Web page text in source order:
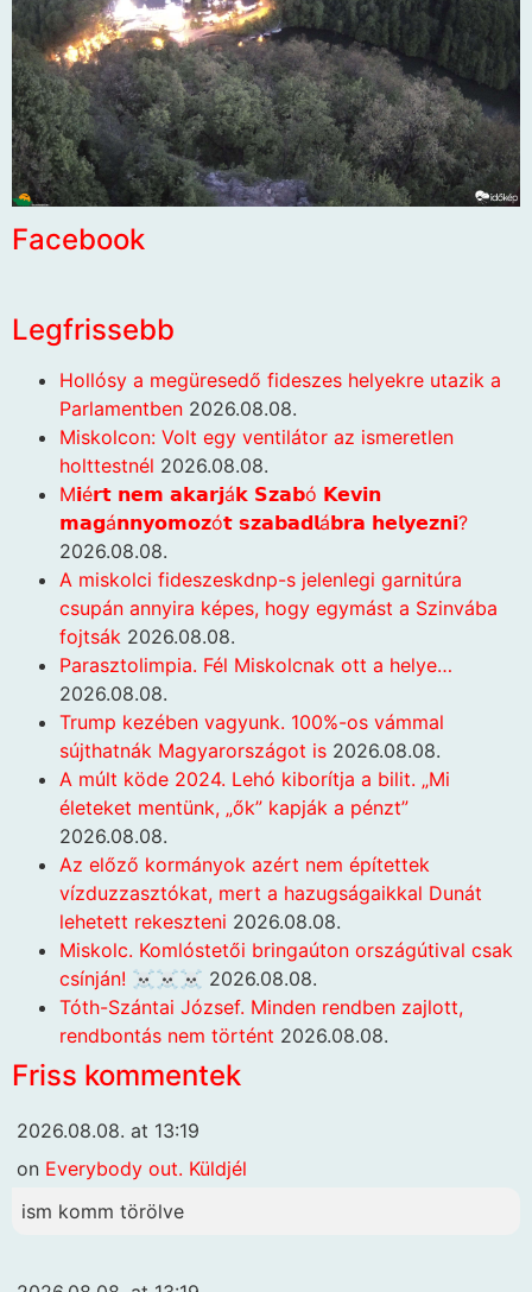
Facebook
Legfrissebb
Hollósy a megüresedő fideszes helyekre utazik a
Parlamentben 2026.08.08.
Miskolcon: Volt egy ventilátor az ismeretlen
holttestnél 2026.08.08.
M𝗶é𝗿𝘁 𝗻𝗲𝗺 𝗮𝗸𝗮𝗿𝗷á𝗸 𝗦𝘇𝗮𝗯ó 𝗞𝗲𝘃𝗶𝗻
𝗺𝗮𝗴á𝗻𝗻𝘆𝗼𝗺𝗼𝘇ó𝘁 𝘀𝘇𝗮𝗯𝗮𝗱𝗹á𝗯𝗿𝗮 𝗵𝗲𝗹𝘆𝗲𝘇𝗻𝗶?
2026.08.08.
A miskolci fideszeskdnp-s jelenlegi garnitúra
csupán annyira képes, hogy egymást a Szinvába
fojtsák 2026.08.08.
Parasztolimpia. Fél Miskolcnak ott a helye…
2026.08.08.
Trump kezében vagyunk. 100%-os vámmal
sújthatnák Magyarországot is 2026.08.08.
A múlt köde 2024. Lehó kiborítja a bilit. „Mi
életeket mentünk, „ők” kapják a pénzt”
2026.08.08.
Az előző kormányok azért nem építettek
vízduzzasztókat, mert a hazugságaikkal Dunát
lehetett rekeszteni 2026.08.08.
Miskolc. Komlóstetői bringaúton országútival csak
csínján! ☠️☠️☠️ 2026.08.08.
Tóth-Szántai József. Minden rendben zajlott,
rendbontás nem történt 2026.08.08.
Friss kommentek
2026.08.08. at 13:19
on Everybody out. Küldjél
ism komm törölve